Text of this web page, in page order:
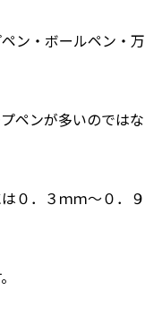
ン・ボールペン・万
ペンが多いのでは
０．３ｍｍ～０．